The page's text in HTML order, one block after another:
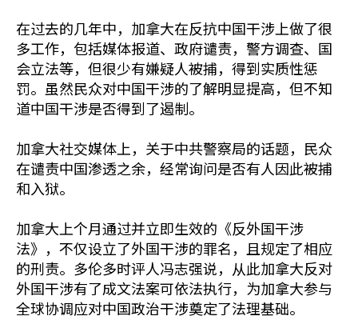
在过去的几年中，加拿大在反抗中国干涉上做了很
多工作，包括媒体报道、政府谴责，警方调查、国
会立法等，但很少有嫌疑人被捕，得到实质性惩
罚。虽然民众对中国干涉的了解明显提高，但不知
道中国干涉是否得到了遏制。
加拿大社交媒体上，关于中共警察局的话题，民众
在谴责中国渗透之余，经常询问是否有人因此被捕
和入狱。
加拿大上个月通过并立即生效的《反外国干涉
法》，不仅设立了外国干涉的罪名，且规定了相应
的刑责。多伦多时评人冯志强说，从此加拿大反对
外国干涉有了成文法案可依法执行，为加拿大参与
全球协调应对中国政治干涉奠定了法理基础。